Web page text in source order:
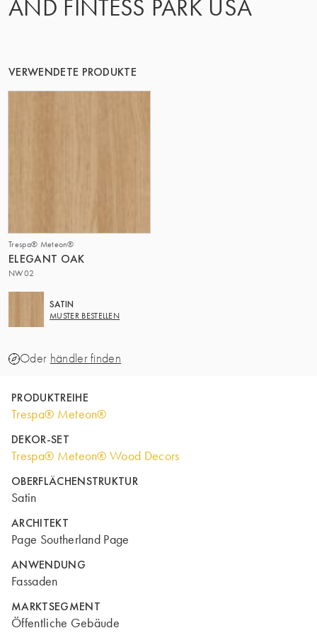
AND FINTESS PARK USA
VERWENDETE PRODUKTE
Trespa® Meteon®
ELEGANT OAK
NW02
SATIN
MUSTER BESTELLEN
Oder händler finden
PRODUKTREIHE
Trespa® Meteon®
DEKOR-SET
Trespa® Meteon® Wood Decors
OBERFLÄCHENSTRUKTUR
Satin
ARCHITEKT
Page Southerland Page
ANWENDUNG
Fassaden
MARKTSEGMENT
Öffentliche Gebäude